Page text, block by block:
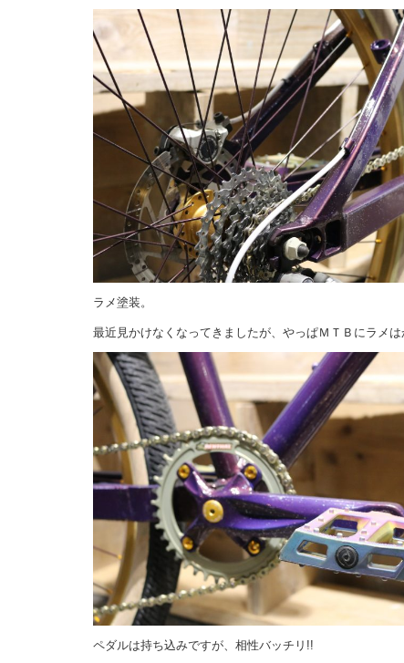
ラメ塗装。
最近見かけなくなってきましたが、やっぱＭＴＢにラメは
ペダルは持ち込みですが、相性バッチリ!!